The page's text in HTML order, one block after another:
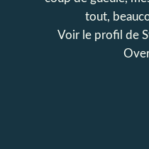
tout,
Voir le profil de